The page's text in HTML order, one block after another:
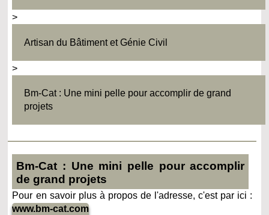
>
Artisan du Bâtiment et Génie Civil
>
Bm-Cat : Une mini pelle pour accomplir de grand
projets
Bm-Cat : Une mini pelle pour accomplir
de grand projets
Pour en savoir plus à propos de l'adresse, c'est par ici :
www.bm-cat.com